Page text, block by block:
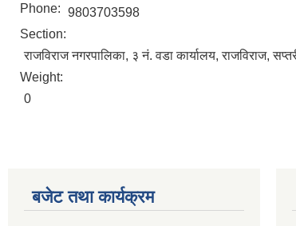
Phone: 9803703598
Section:
राजविराज नगरपालिका, ३ नं. वडा कार्यालय, राजविराज,
Weight:
0
बजेट तथा कार्यक्रम